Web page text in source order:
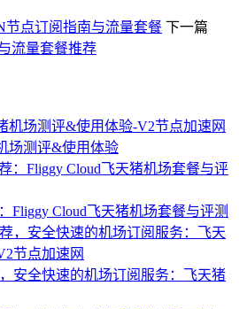
节点订阅指南与流量套餐 下一篇
流量套餐推荐
场测评&使用体验
Fliggy Cloud飞天猪机场套餐与评测
安全快速的机场订阅服务：飞天猪